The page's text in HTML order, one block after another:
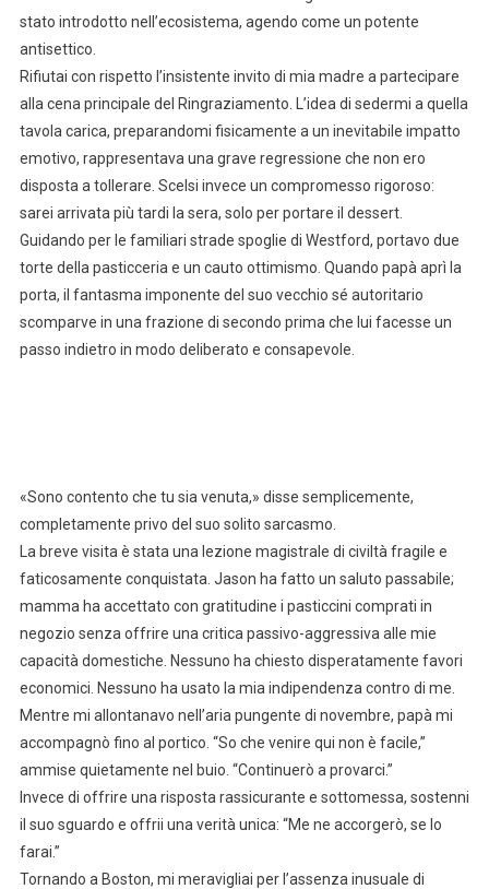
stato introdotto nell’ecosistema, agendo come un potente
antisettico.
Rifiutai con rispetto l’insistente invito di mia madre a partecipare
alla cena principale del Ringraziamento. L’idea di sedermi a quella
tavola carica, preparandomi fisicamente a un inevitabile impatto
emotivo, rappresentava una grave regressione che non ero
disposta a tollerare. Scelsi invece un compromesso rigoroso:
sarei arrivata più tardi la sera, solo per portare il dessert.
Guidando per le familiari strade spoglie di Westford, portavo due
torte della pasticceria e un cauto ottimismo. Quando papà aprì la
porta, il fantasma imponente del suo vecchio sé autoritario
scomparve in una frazione di secondo prima che lui facesse un
passo indietro in modo deliberato e consapevole.
«Sono contento che tu sia venuta,» disse semplicemente,
completamente privo del suo solito sarcasmo.
La breve visita è stata una lezione magistrale di civiltà fragile e
faticosamente conquistata. Jason ha fatto un saluto passabile;
mamma ha accettato con gratitudine i pasticcini comprati in
negozio senza offrire una critica passivo-aggressiva alle mie
capacità domestiche. Nessuno ha chiesto disperatamente favori
economici. Nessuno ha usato la mia indipendenza contro di me.
Mentre mi allontanavo nell’aria pungente di novembre, papà mi
accompagnò fino al portico. “So che venire qui non è facile,”
ammise quietamente nel buio. “Continuerò a provarci.”
Invece di offrire una risposta rassicurante e sottomessa, sostenni
il suo sguardo e offrii una verità unica: “Me ne accorgerò, se lo
farai.”
Tornando a Boston, mi meravigliai per l’assenza inusuale di